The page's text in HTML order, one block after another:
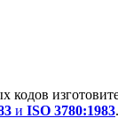
и ISO 3780:1983.